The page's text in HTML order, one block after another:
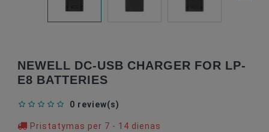
NEWELL DC-USB CHARGER FOR LP-
E8 BATTERIES
0 review(s)
Pristatymas per 7 - 14 dienas